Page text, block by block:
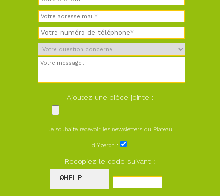
Ajoutez une pièce jointe :
Je souhaite recevoir les newsletters du Plateau
d'Yzeron :
Recopiez le code suivant :